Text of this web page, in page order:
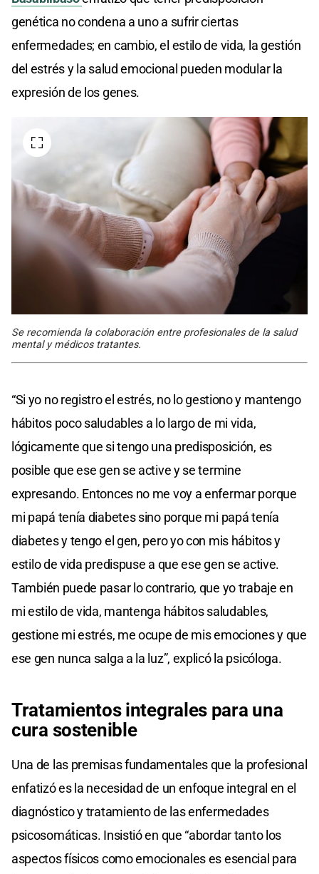
genética no condena a uno a sufrir ciertas
enfermedades; en cambio, el estilo de vida, la gestión
del estrés y la salud emocional pueden modular la
expresión de los genes.
Se recomienda la colaboración entre profesionales de la salud
mental y médicos tratantes.
“Si yo no registro el estrés, no lo gestiono y mantengo
hábitos poco saludables a lo largo de mi vida,
lógicamente que si tengo una predisposición, es
posible que ese gen se active y se termine
expresando. Entonces no me voy a enfermar porque
mi papá tenía diabetes sino porque mi papá tenía
diabetes y tengo el gen, pero yo con mis hábitos y
estilo de vida predispuse a que ese gen se active.
También puede pasar lo contrario, que yo trabaje en
mi estilo de vida, mantenga hábitos saludables,
gestione mi estrés, me ocupe de mis emociones y que
ese gen nunca salga a la luz”, explicó la psicóloga.
Tratamientos integrales para una
cura sostenible
Una de las premisas fundamentales que la profesional
enfatizó es la necesidad de un enfoque integral en el
diagnóstico y tratamiento de las enfermedades
psicosomáticas. Insistió en que “abordar tanto los
aspectos físicos como emocionales es esencial para